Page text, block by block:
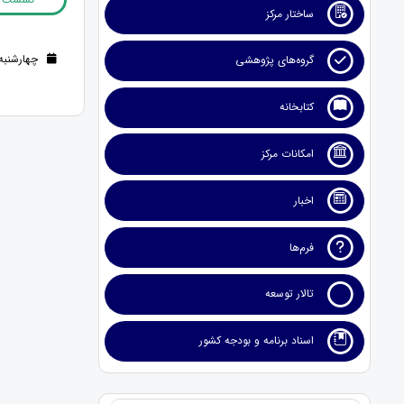
ساختار مرکز
گروه‌های پژوهشی
کتابخانه
امکانات مرکز
اخبار
فرم‌ها
تالار توسعه
اسناد برنامه و بودجه کشور
چهارشنبه 15 اسفند 1403 (1